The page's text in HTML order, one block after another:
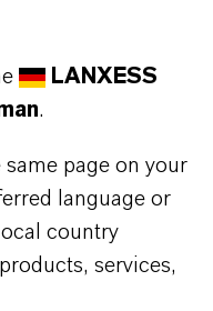
LANXESS
.
page on your
language or
country
services,